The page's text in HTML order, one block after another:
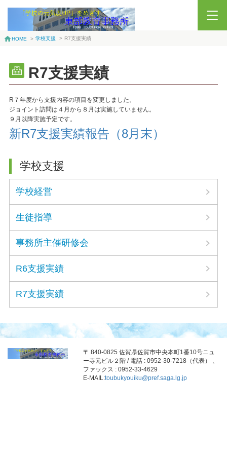
HOME > 学校支援 > R7支援実績
R7支援実績
R７年度から支援内容の項目を変更しました。
ジョイント訪問は４月から８月は実施していません。
９月以降実施予定です。
新R7支援実績報告（8月末）
学校支援
学校経営
生徒指導
事務所主催研修会
R6支援実績
R7支援実績
〒 840-0825 佐賀県佐賀市中央本町1番10号ニュ
ー寺元ビル２階 / 電話 : 0952-30-7218（代表） 、
ファックス : 0952-33-4629
E-MAIL:toubukyouiku@pref.saga.lg.jp